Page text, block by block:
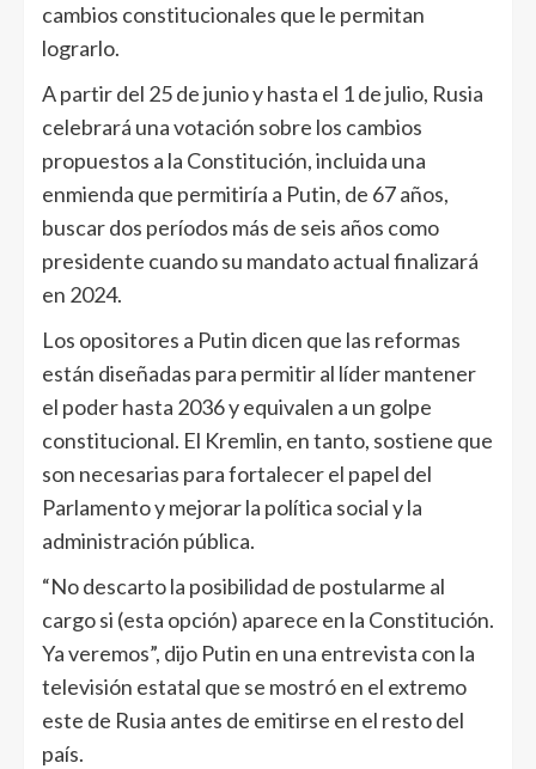
cambios constitucionales que le permitan
lograrlo.
A partir del 25 de junio y hasta el 1 de julio, Rusia
celebrará una votación sobre los cambios
propuestos a la Constitución, incluida una
enmienda que permitiría a Putin, de 67 años,
buscar dos períodos más de seis años como
presidente cuando su mandato actual finalizará
en 2024.
Los opositores a Putin dicen que las reformas
están diseñadas para permitir al líder mantener
el poder hasta 2036 y equivalen a un golpe
constitucional. El Kremlin, en tanto, sostiene que
son necesarias para fortalecer el papel del
Parlamento y mejorar la política social y la
administración pública.
“No descarto la posibilidad de postularme al
cargo si (esta opción) aparece en la Constitución.
Ya veremos”, dijo Putin en una entrevista con la
televisión estatal que se mostró en el extremo
este de Rusia antes de emitirse en el resto del
país.